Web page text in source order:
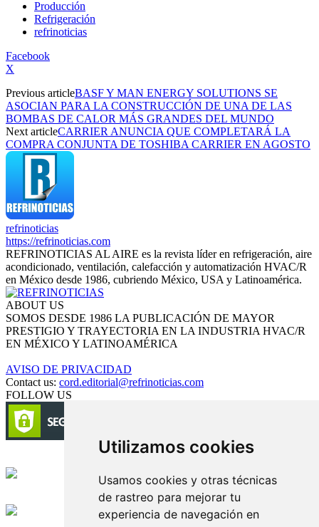
Utilizamos cookies
Usamos cookies y otras técnicas
de rastreo para mejorar tu
experiencia de navegación en
Producción
Refrigeración
refrinoticias
Facebook
X
Previous articleBASF Y MAN ENERGY SOLUTIONS SE
ASOCIAN PARA LA CONSTRUCCIÓN DE UNA DE LAS
BOMBAS DE CALOR MÁS GRANDES DEL MUNDO
Next articleCARRIER ANUNCIA QUE COMPLETARÁ LA
COMPRA CONJUNTA DE TOSHIBA CARRIER EN AGOSTO
refrinoticias
https://refrinoticias.com
REFRINOTICIAS AL AIRE es la revista líder en refrigeración, aire
acondicionado, ventilación, calefacción y automatización HVAC/R
en México desde 1986, cubriendo México, USA y Latinoamérica.
ABOUT US
SOMOS DESDE 1986 LA PUBLICACIÓN DE MAYOR
PRESTIGIO Y TRAYECTORIA EN LA INDUSTRIA HVAC/R
EN MÉXICO Y LATINOAMÉRICA
AVISO DE PRIVACIDAD
Contact us: cord.editorial@refrinoticias.com
FOLLOW US